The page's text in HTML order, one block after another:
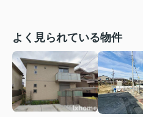
よく見られている物件